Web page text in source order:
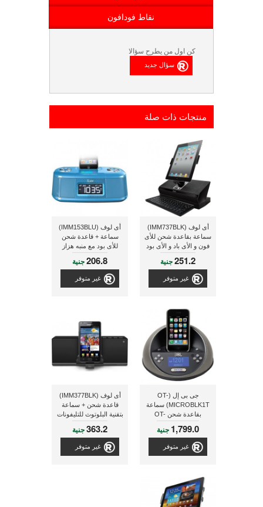
نقاط فودافون
كن اول من يطرح سؤالا
منتجات ذات صلة
أى لوف (IMM737BLK)
سماعة بقاعدة شحن للأى
فون و الأى باد و الأى بود
مزود بلوحة مفاتيح تنزلق
للخارج
251.2جنية
غير متوفر
أى لوف (IMM153BLU)
سماعة + قاعدة شحن
للأى بود مع منبه هزاز
لوسادة السرير
206.8جنية
غير متوفر
جى بى إل (OT-
MICROBLK1T) سماعة
بقاعدة شحن OT-
MICROBLK1T لجهاز
الأى بود و الأى فون و
مزودة بساعة و راديو ذو
لون أسود
1,799.0 جنية
غير متوفر
أى لوف (IMM377BLK)
قاعدة شحن + سماعة
بتقنية البلوتوث للتليفونات
الذكية
363.2جنية
غير متوفر